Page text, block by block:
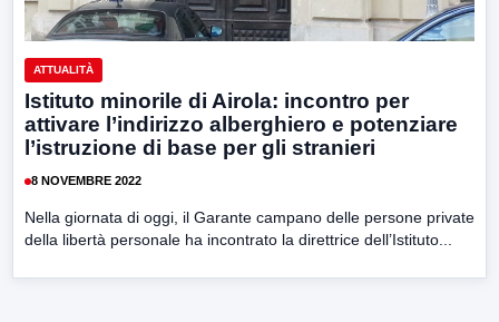
ATTUALITÀ
Istituto minorile di Airola: incontro per
attivare l’indirizzo alberghiero e potenziare
l’istruzione di base per gli stranieri
8 NOVEMBRE 2022
Nella giornata di oggi, il Garante campano delle persone private
della libertà personale ha incontrato la direttrice dell’Istituto...